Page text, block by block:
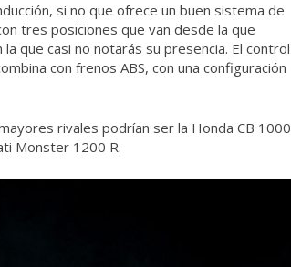
si no que ofrece un buen sistema de
tres posiciones que van desde la que
que casi no notarás su presencia. El control
con frenos ABS, con una configuración
rivales podrían ser la Honda CB 1000
Monster 1200 R.